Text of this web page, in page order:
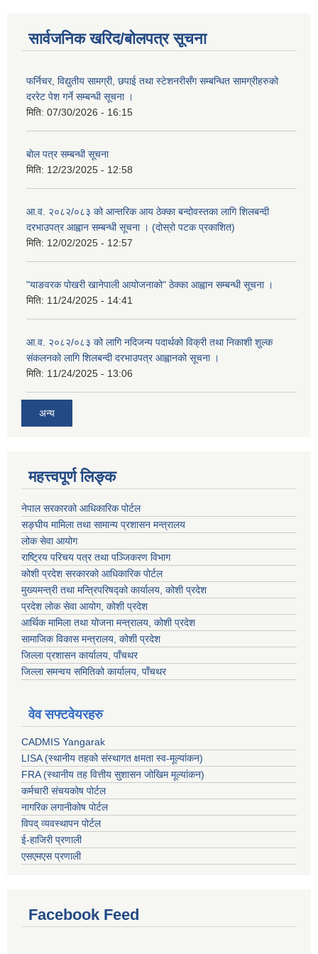
सार्वजनिक खरिद/बोलपत्र सूचना
फर्निचर, विद्युतीय सामग्री, छपाई तथा स्टेशनरीसँग सम्बन्धित सामग्रीहरुको
दररेट पेश गर्ने सम्बन्धी सूचना ।
मिति: 07/30/2026 - 16:15
बोल पत्र सम्बन्धी सूचना
मिति: 12/23/2025 - 12:58
आ.व. २०८२/०८३ को आन्तरिक आय ठेक्का बन्दोवस्तका लागि शिलबन्दी
दरभाउपत्र आह्वान सम्बन्धी सूचना । (दोस्रो पटक प्रकाशित)
मिति: 12/02/2025 - 12:57
"याङवरक पोखरी खानेपाली आयोजनाको" ठेक्का आह्वान सम्बन्धी सूचना ।
मिति: 11/24/2025 - 14:41
आ.व. २०८२/०८३ को लागि नदिजन्य पदार्थको विक्री तथा निकाशी शुल्क
संकलनको लागि शिलबन्दी दरभाउपत्र आह्वानको सूचना ।
मिति: 11/24/2025 - 13:06
अन्य
महत्त्वपूर्ण लिङ्क
नेपाल सरकारको आधिकारिक पोर्टल
सङ्‍घीय मामिला तथा सामान्य प्रशासन मन्त्रालय
लोक सेवा आयोग
राष्ट्रिय परिचय पत्र तथा पञ्जिकरण विभाग
कोशी प्रदेश सरकारको आधिकारिक पोर्टल
मुख्यमन्त्री तथा मन्त्रिपरिषद्को कार्यालय, कोशी प्रदेश
प्रदेश लोक सेवा आयोग, कोशी प्रदेश
आर्थिक मामिला तथा योजना मन्त्रालय, कोशी प्रदेश
सामाजिक विकास मन्त्रालय, कोशी प्रदेश
जिल्ला प्रशासन कार्यालय, पाँचथर
जिल्ला समन्वय समितिको कार्यालय, पाँचथर
वेव सफ्टवेयरहरु
CADMIS Yangarak
LISA (स्थानीय तहको संस्थागत क्षमता स्व-मूल्यांकन)
FRA (स्थानीय तह वित्तीय सुशासन जोखिम मूल्यांकन)
कर्मचारी संचयकोष पोर्टल
नागरिक लगानीकोष पोर्टल
विपद् व्यवस्थापन पोर्टल
ई-हाजिरी प्रणाली
एसएमएस प्रणाली
Facebook Feed